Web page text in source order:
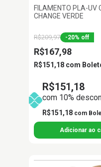
FILAMENTO PLA-UV
CHANGE VERDE
R$209,97 -20% off
R$167,98
R$151,18 com
R$151,18
com 10%
R$151,18 com